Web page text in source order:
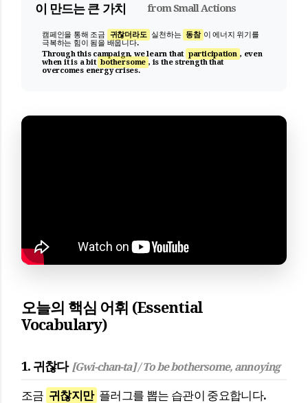
이 만드는 큰 가치
from Small Actions
캠페인을 통해 조금 귀찮더라도 실천하는 동참 이 에너지 위기를
극복하는 힘이 됨을 배웁니다.
Through this campaign, we learn that participation , even
when it is a bit bothersome , is the strength that
overcomes energy crises.
오늘의 핵심 어휘 (Essential
Vocabulary)
1. 귀찮다 [Gwi-chan-ta] / To be bothersome, annoying
조금 귀찮지만 플러그를 뽑는 습관이 중요합니다.